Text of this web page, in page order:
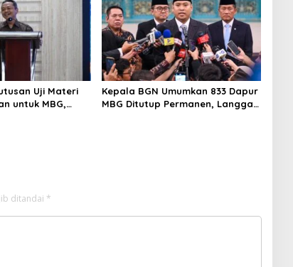
Uji Materi
untuk MBG,
Kepala BGN Umumkan 833 Dapur
MBG Ditutup Permanen, Langgar
ditandai *